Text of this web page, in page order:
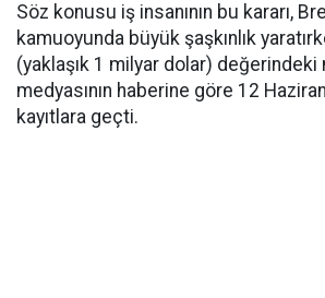
Söz konusu iş insanının bu kararı,
kamuoyunda büyük şaşkınlık
(yaklaşık 1 milyar dolar) değerindeki
medyasının haberine göre 12
kayıtlara geçti.